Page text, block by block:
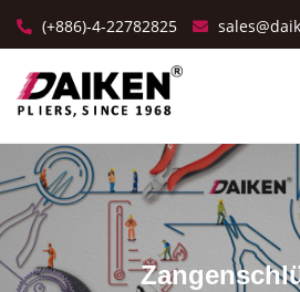
(+886)-4-22782825